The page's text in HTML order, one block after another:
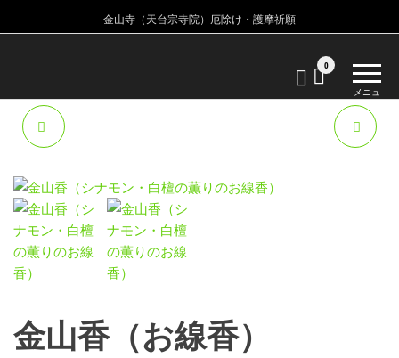
金山寺（天台宗寺院）厄除け・護摩祈願
山
寺
寺
天
台
寺
院
メニュ
ー
0
金山香（お線香）